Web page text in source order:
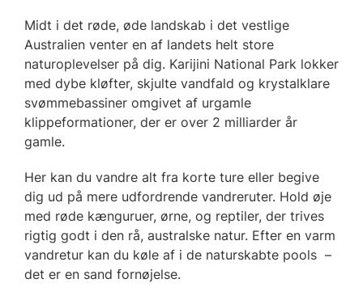
Midt i det røde, øde landskab i det vestlige
Australien venter en af landets helt store
naturoplevelser på dig. Karijini National Park lokker
med dybe kløfter, skjulte vandfald og krystalklare
svømmebassiner omgivet af urgamle
klippeformationer, der er over 2 milliarder år
gamle.
Her kan du vandre alt fra korte ture eller begive
dig ud på mere udfordrende vandreruter. Hold øje
med røde kænguruer, ørne, og reptiler, der trives
rigtig godt i den rå, australske natur. Efter en varm
vandretur kan du køle af i de naturskabte pools –
det er en sand fornøjelse.